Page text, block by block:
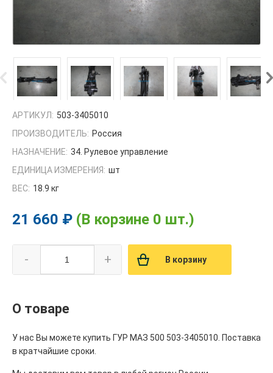
АРТИКУЛ: 503-3405010
ПРОИЗВОДИТЕЛЬ: Россия
НАЗНАЧЕНИЕ: 34. Рулевое управление
ЕДИНИЦА ИЗМЕРЕНИЯ: шт
ВЕС: 18.9 кг
21 660 ₽ (В корзине 0 шт.)
- + В корзину
О товаре
У нас Вы можете купить ГУР МАЗ 500 503-3405010. Поставка
в кратчайшие сроки.